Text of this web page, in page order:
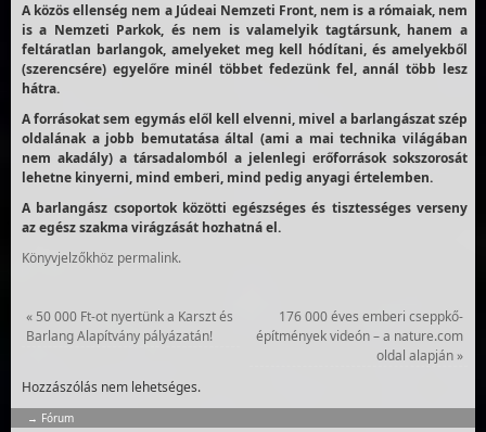
A közös ellenség nem a Júdeai Nemzeti Front, nem is a rómaiak, nem
is a Nemzeti Parkok, és nem is valamelyik tagtársunk, hanem a
feltáratlan barlangok, amelyeket meg kell hódítani, és amelyekből
(szerencsére) egyelőre minél többet fedezünk fel, annál több lesz
hátra.
A forrásokat sem egymás elől kell elvenni, mivel a barlangászat szép
oldalának a jobb bemutatása által (ami a mai technika világában
nem akadály) a társadalomból a jelenlegi erőforrások sokszorosát
lehetne kinyerni, mind emberi, mind pedig anyagi értelemben.
A barlangász csoportok közötti egészséges és tisztességes verseny
az egész szakma virágzását hozhatná el.
Könyvjelzőkhöz permalink.
« 50 000 Ft-ot nyertünk a Karszt és
Barlang Alapítvány pályázatán!
176 000 éves emberi cseppkő-
építmények videón – a nature.com
oldal alapján»
Hozzászólás nem lehetséges.
Fórum